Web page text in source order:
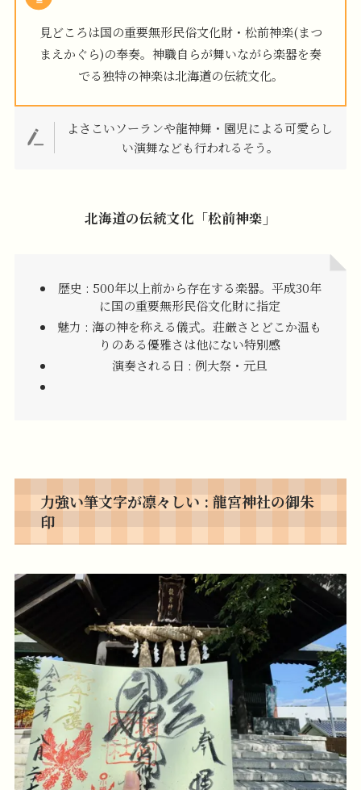
見どころは国の重要無形民俗文化財・松前神楽(まつ
まえかぐら)の奉奏。神職自らが舞いながら楽器を奏
でる独特の神楽は北海道の伝統文化。
よさこいソーランや龍神舞・園児による可愛らし
い演舞なども行われるそう。
北海道の伝統文化「松前神楽」
歴史 : 500年以上前から存在する楽器。平成30年
に国の重要無形民俗文化財に指定
魅力 : 海の神を称える儀式。荘厳さとどこか温も
りのある優雅さは他にない特別感
演奏される日 : 例大祭・元旦
力強い筆文字が凛々しい : 龍宮神社の御朱
印